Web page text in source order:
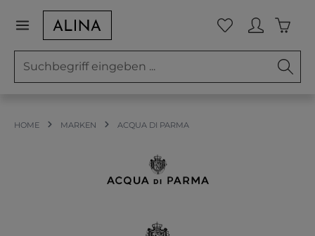
Zum Hauptinhalt springen Du hast 0
HOME MARKEN ACQUA DI PARMA